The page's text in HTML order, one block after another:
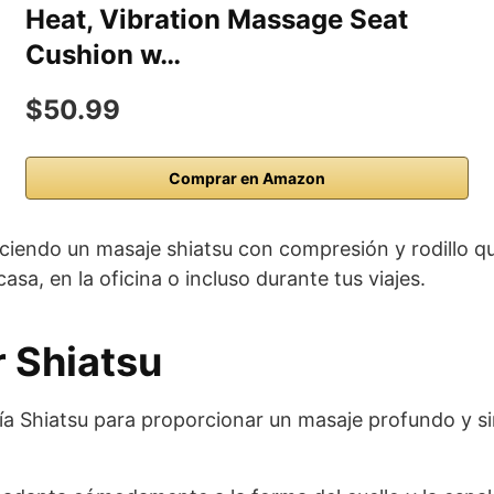
Heat, Vibration Massage Seat
Cushion w…
$50.99
Comprar en Amazon
un masaje shiatsu con compresión y rodillo
en la oficina o incluso durante tus viajes.
Shiatsu
Shiatsu para proporcionar un masaje profundo y